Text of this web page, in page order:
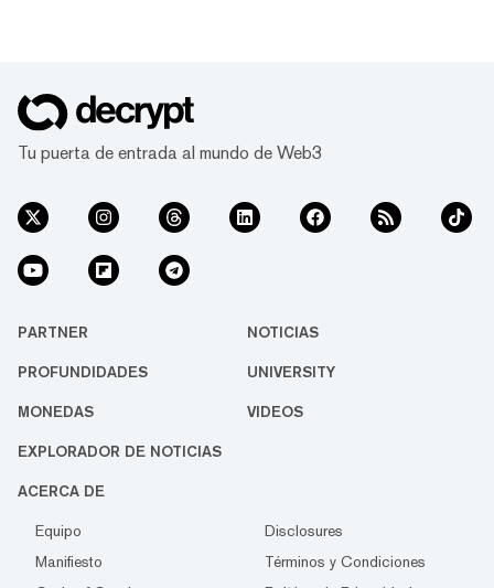
Tu puerta de entrada al mundo de Web3
PARTNER NOTICIAS
PROFUNDIDADES UNIVERSITY
MONEDAS VIDEOS
EXPLORADOR DE NOTICIAS
ACERCA DE
Equipo
Disclosures
Manifiesto
Términos y Condiciones